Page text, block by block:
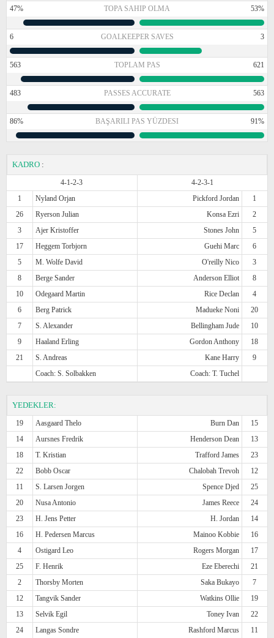
47% TOPA SAHIP OLMA 53%
6 GOALKEEPER SAVES 3
563 TOPLAM PAS 621
483 PASSES ACCURATE 563
86% BAŞARILI PAS YÜZDESI 91%
KADRO :
4-1-2-3
4-2-3-1
1
Nyland Orjan Pickford Jordan
1
26
Ryerson Julian Konsa Ezri
2
3
Ajer Kristoffer Stones John
5
17
Heggem Torbjorn Guehi Marc
6
5
M. Wolfe David O'reilly Nico
3
8
Berge Sander Anderson Elliot
8
10
Odegaard Martin Rice Declan
4
6
Berg Patrick Madueke Noni
20
7
S. Alexander Bellingham Jude
10
9
Haaland Erling Gordon Anthony
18
21
S. Andreas Kane Harry
9
Coach: S. Solbakken
Coach: T. Tuchel
YEDEKLER:
19 Aasgaard Thelo Burn Dan
15
14
Aursnes Fredrik Henderson Dean
13
18
T. Kristian Trafford James
23
22
Bobb Oscar Chalobah Trevoh
12
11
S. Larsen Jorgen Spence Djed
25
20
Nusa Antonio James Reece
24
23
H. Jens Petter H. Jordan
14
16
H. Pedersen Marcus Mainoo Kobbie
16
4
Ostigard Leo Rogers Morgan
17
25
F. Henrik Eze Eberechi
21
2
Thorsby Morten Saka Bukayo
7
12
Tangvik Sander Watkins Ollie
19
13
Selvik Egil Toney Ivan
22
24
Langas Sondre Rashford Marcus 11